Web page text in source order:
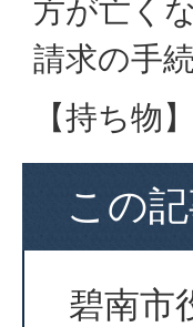
方が亡く
請求の手
【持ち物
この
碧南市